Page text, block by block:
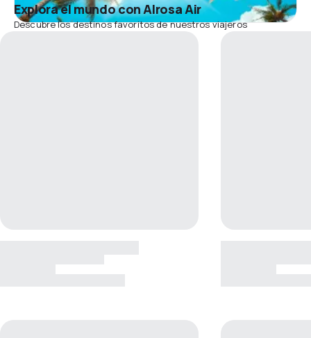
Explora el mundo con Alrosa Air
Descubre los destinos favoritos de nuestros viajeros